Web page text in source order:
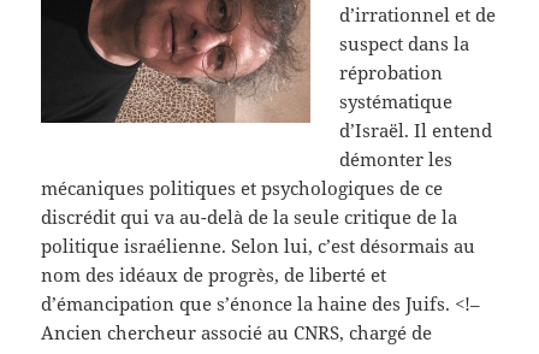
d’irrationnel et de
suspect dans la
réprobation
systématique
d’Israël. Il entend
démonter les
mécaniques politiques et psychologiques de ce
discrédit qui va au-delà de la seule critique de la
politique israélienne. Selon lui, c’est désormais au
nom des idéaux de progrès, de liberté et
d’émancipation que s’énonce la haine des Juifs. <!–
Ancien chercheur associé au CNRS, chargé de